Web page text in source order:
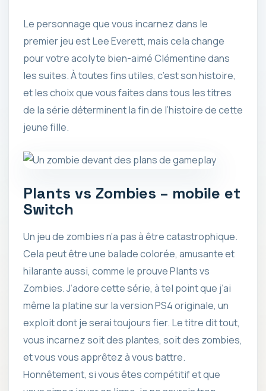
Le personnage que vous incarnez dans le
premier jeu est Lee Everett, mais cela change
pour votre acolyte bien-aimé Clémentine dans
les suites. À toutes fins utiles, c’est son histoire,
et les choix que vous faites dans tous les titres
de la série déterminent la fin de l’histoire de cette
jeune fille.
Plants vs Zombies – mobile et
Switch
Un jeu de zombies n’a pas à être catastrophique.
Cela peut être une balade colorée, amusante et
hilarante aussi, comme le prouve Plants vs
Zombies. J’adore cette série, à tel point que j’ai
même la platine sur la version PS4 originale, un
exploit dont je serai toujours fier. Le titre dit tout,
vous incarnez soit des plantes, soit des zombies,
et vous vous apprêtez à vous battre.
Honnêtement, si vous êtes compétitif et que